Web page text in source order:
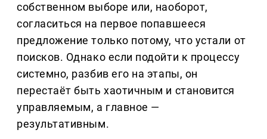
собственном выборе или, наоборот,
согласиться на первое попавшееся
предложение только потому, что устали от
поисков. Однако если подойти к процессу
системно, разбив его на этапы, он
перестаёт быть хаотичным и становится
управляемым, а главное —
результативным.